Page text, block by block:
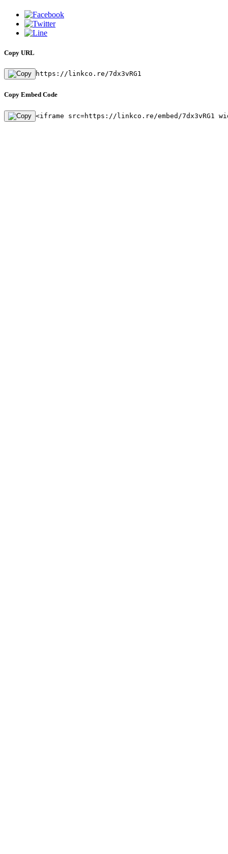
Copy URL
https://linkco.re/7dx3vRG1
Copy Embed Code
<iframe src=https://linkco.re/embed/7dx3vRG1